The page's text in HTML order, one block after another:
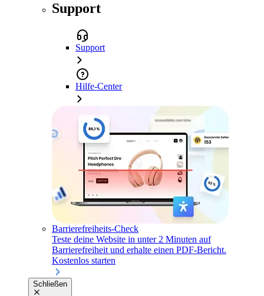
Support
Support
Hilfe-Center
Barrierefreiheits-Check
Teste deine Website in unter 2 Minuten auf
Barrierefreiheit und erhalte einen PDF-Bericht.
Kostenlos starten
Schließen